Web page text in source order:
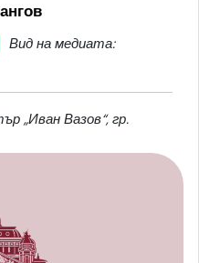
Вид на медиата:
„Иван Вазов“, гр.